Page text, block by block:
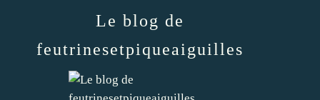
Le blog de
feutrinesetpiqueaiguilles